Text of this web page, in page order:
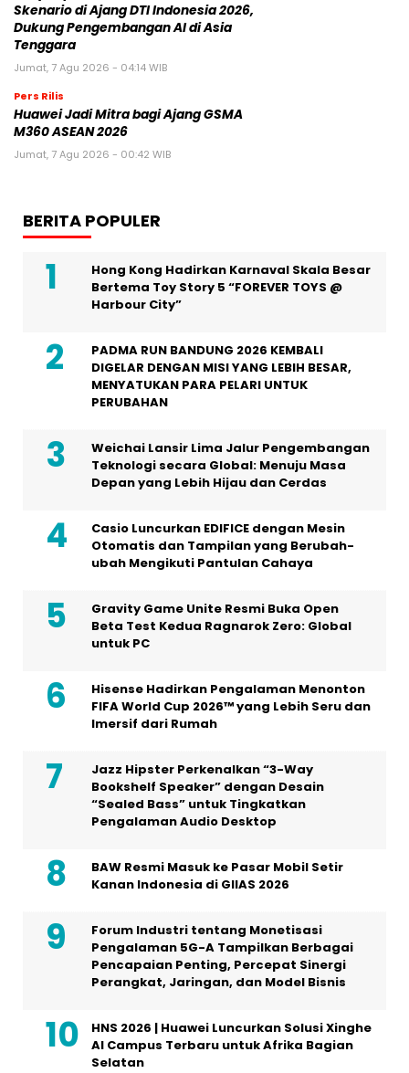
Skenario di Ajang DTI Indonesia 2026,
Dukung Pengembangan AI di Asia
Tenggara
Jumat, 7 Agu 2026 - 04:14 WIB
Pers Rilis
Huawei Jadi Mitra bagi Ajang GSMA
M360 ASEAN 2026
Jumat, 7 Agu 2026 - 00:42 WIB
BERITA POPULER
Hong Kong Hadirkan Karnaval Skala Besar
Bertema Toy Story 5 “FOREVER TOYS @
Harbour City”
PADMA RUN BANDUNG 2026 KEMBALI
DIGELAR DENGAN MISI YANG LEBIH BESAR,
MENYATUKAN PARA PELARI UNTUK
PERUBAHAN
Weichai Lansir Lima Jalur Pengembangan
Teknologi secara Global: Menuju Masa
Depan yang Lebih Hijau dan Cerdas
Casio Luncurkan EDIFICE dengan Mesin
Otomatis dan Tampilan yang Berubah-
ubah Mengikuti Pantulan Cahaya
Gravity Game Unite Resmi Buka Open
Beta Test Kedua Ragnarok Zero: Global
untuk PC
Hisense Hadirkan Pengalaman Menonton
FIFA World Cup 2026™ yang Lebih Seru dan
Imersif dari Rumah
Jazz Hipster Perkenalkan “3-Way
Bookshelf Speaker” dengan Desain
“Sealed Bass” untuk Tingkatkan
Pengalaman Audio Desktop
BAW Resmi Masuk ke Pasar Mobil Setir
Kanan Indonesia di GIIAS 2026
Forum Industri tentang Monetisasi
Pengalaman 5G-A Tampilkan Berbagai
Pencapaian Penting, Percepat Sinergi
Perangkat, Jaringan, dan Model Bisnis
HNS 2026 | Huawei Luncurkan Solusi Xinghe
AI Campus Terbaru untuk Afrika Bagian
Selatan